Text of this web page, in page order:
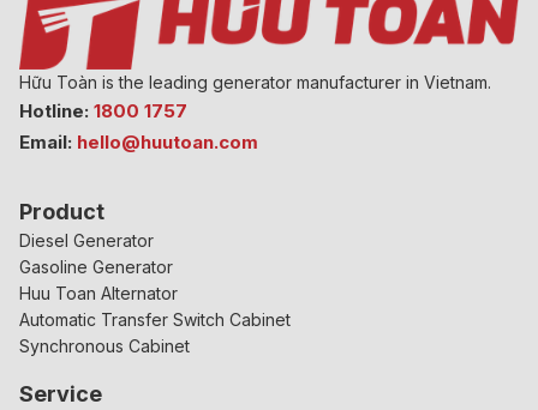
Hữu Toàn is the leading generator manufacturer in Vietnam.
Hotline: 1800 1757
Email: hello@huutoan.com
Product
Diesel Generator
Gasoline Generator
Huu Toan Alternator
Automatic Transfer Switch Cabinet
Synchronous Cabinet
Service